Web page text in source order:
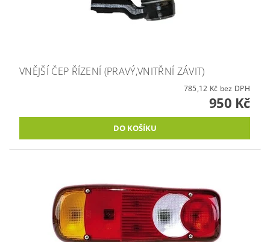
VNĚJŠÍ ČEP ŘÍZENÍ (PRAVÝ,VNITŘNÍ ZÁVIT)
785,12 Kč bez DPH
950 Kč